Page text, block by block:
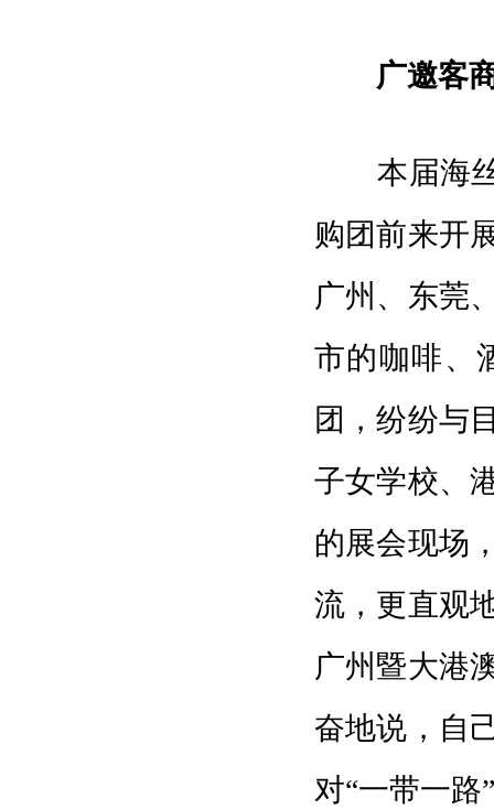
广邀客
本届海丝
购团前来开
广州、东莞
市的咖啡、
团，纷纷与
子女学校、
的展会现场
流，更直观
广州暨大港
奋地说，自
对“一带一路